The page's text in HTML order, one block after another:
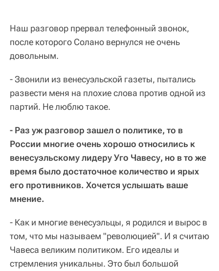
Наш разговор прервал телефонный звонок,
после которого Солано вернулся не очень
довольным.
- Звонили из венесуэльской газеты, пытались
развести меня на плохие слова против одной из
партий. Не люблю такое.
- Раз уж разговор зашел о политике, то в
России многие очень хорошо относились к
венесуэльскому лидеру Уго Чавесу, но в то же
время было достаточное количество и ярых
его противников. Хочется услышать ваше
мнение.
- Как и многие венесуэльцы, я родился и вырос в
том, что мы называем "революцией". И я считаю
Чавеса великим политиком. Его идеалы и
стремления уникальны. Это был большой